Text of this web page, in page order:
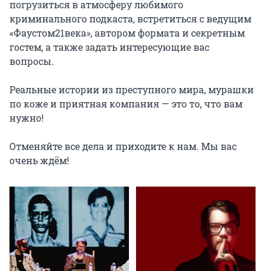
погрузиться в атмосферу любимого
криминального подкаста, встретиться с ведущим
«Фаустом21века», автором формата и секретным
гостем, а также задать интересующие вас
вопросы.
Реальные истории из преступного мира, мурашки
по коже и приятная компания — это то, что вам
нужно!
Отменяйте все дела и приходите к нам. Мы вас
очень ждём!